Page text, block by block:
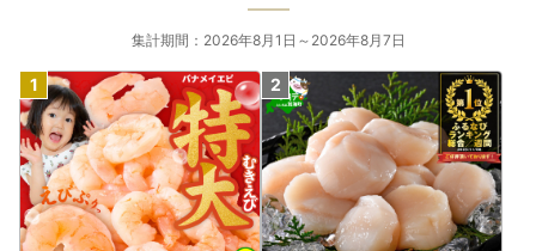
集計期間：2026年8月1日～2026年8月7日